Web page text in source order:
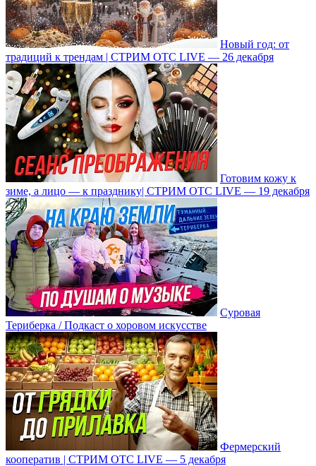
Новый год: от
традиций к трендам | СТРИМ ОТС LIVE — 26 декабря
Готовим кожу к
зиме, а лицо — к празднику| СТРИМ ОТС LIVE — 19 декабря
Суровая
Териберка / Подкаст о хоровом искусстве
Фермерский
кооператив | СТРИМ ОТС LIVE — 5 декабря